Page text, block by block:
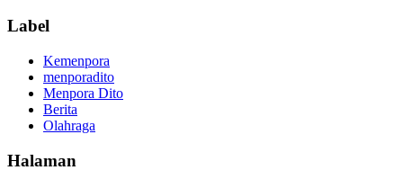
Label
Kemenpora
menporadito
Menpora Dito
Berita
Olahraga
Halaman